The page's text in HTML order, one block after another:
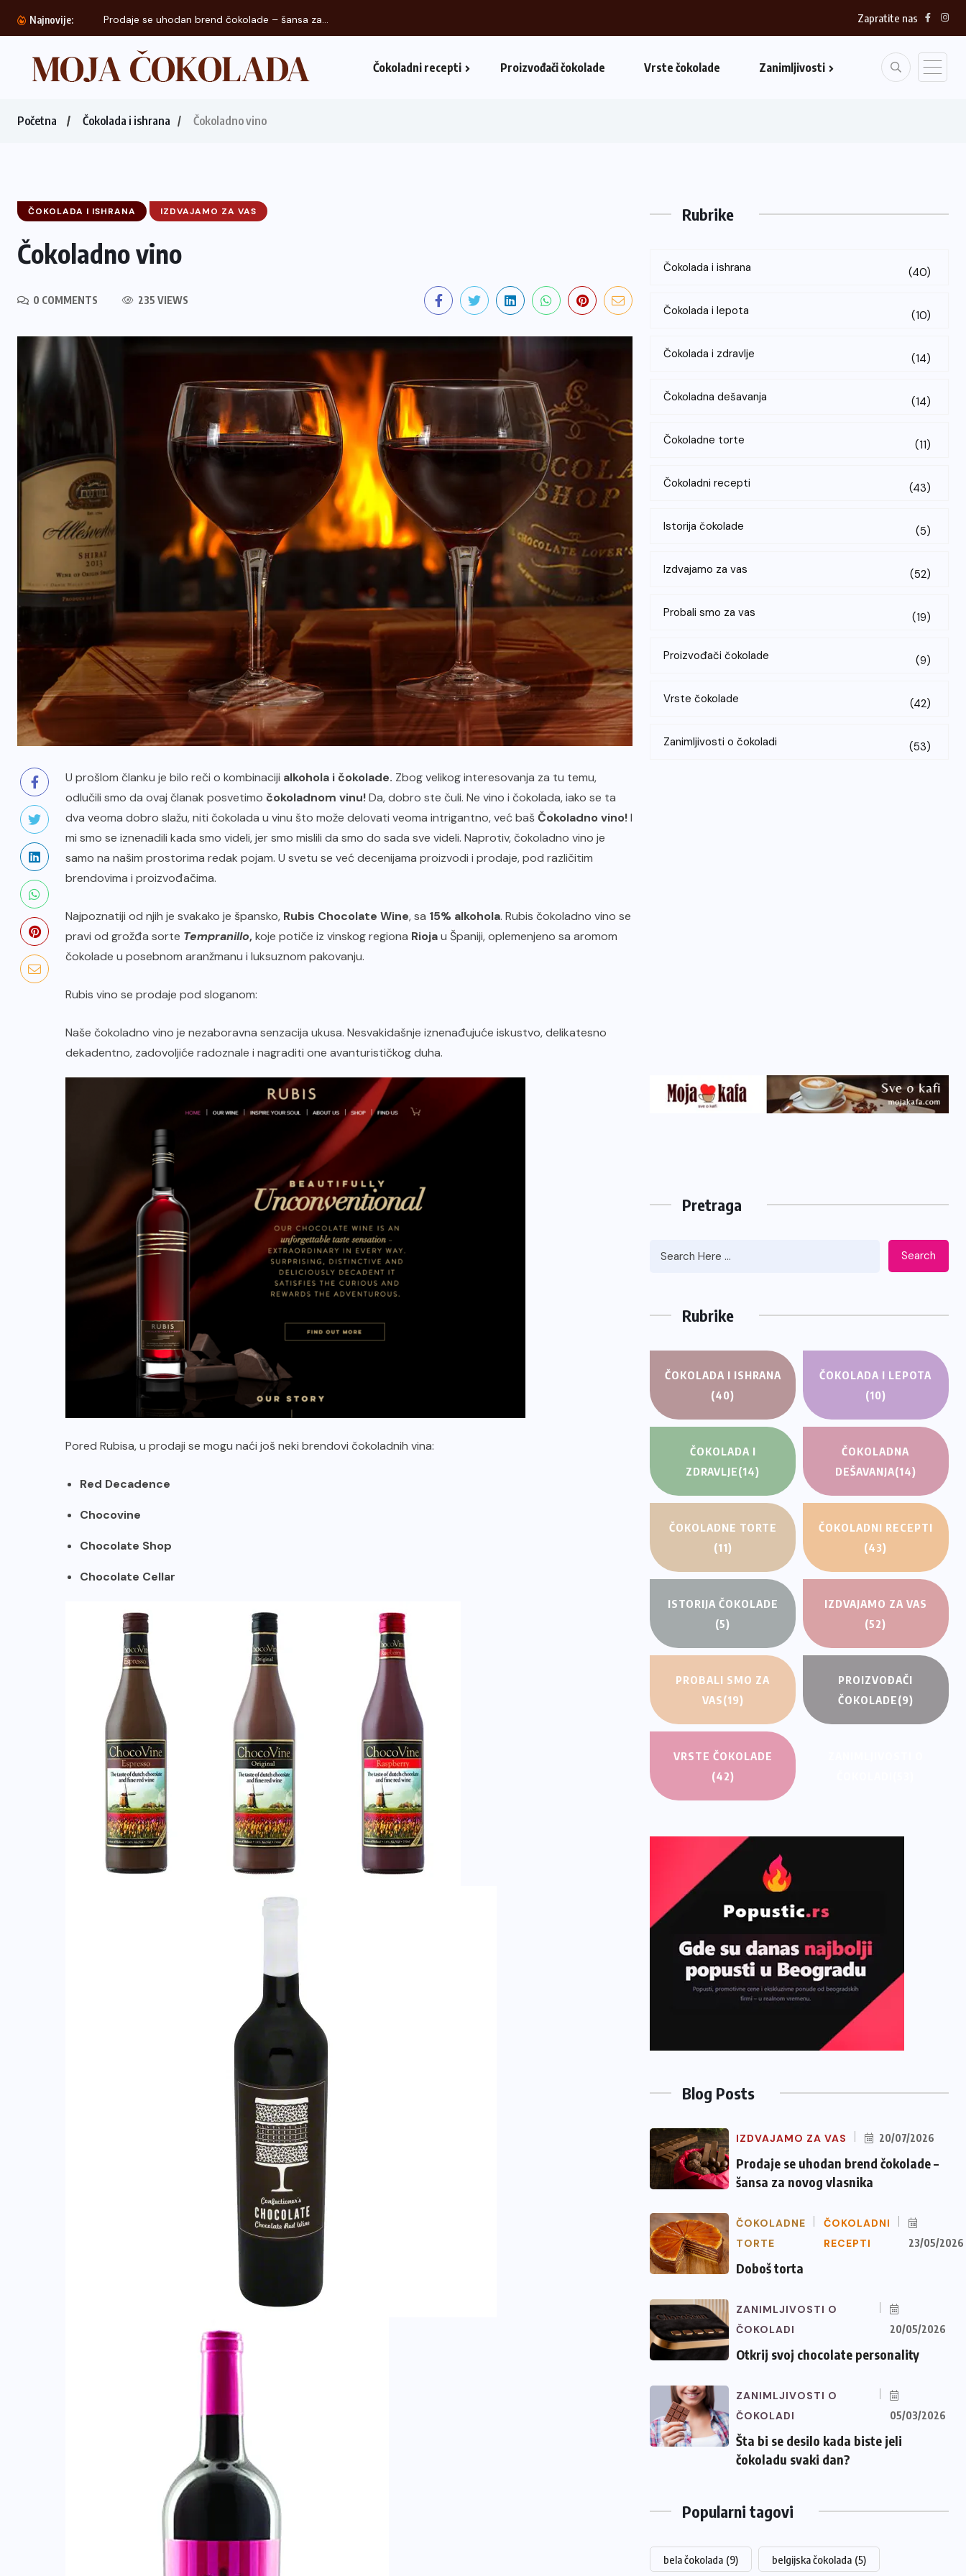
Najnovije:
za... Zapratite nas
Čokoladni recepti Proizvođači čokolade Vrste čokolade Zanimljivosti
Početna Čokolada i ishrana Čokoladno vino
ČOKOLADA I ISHRANA IZDVAJAMO ZA VAS
Čokoladno vino
0 COMMENTS 235 VIEWS
U prošlom članku je bilo reči o kombinaciji alkohola i čokolade. Zbog velikog interesovanja za tu temu,
odlučili smo da ovaj članak posvetimo čokoladnom vinu!Da, dobro ste čuli. Ne vino i čokolada, iako se ta
dva veoma dobro slažu, niti čokolada u vinu što može delovati veoma intrigantno, već bašČokoladno vino!I
mi smo se iznenadili kada smo videli, jer smo mislili da smo do sada sve videli. Naprotiv, čokoladno vino je
samo na našim prostorima redak pojam. U svetu se već decenijama proizvodi i prodaje, pod različitim
brendovima i proizvođačima.
Najpoznatiji od njih je svakako je špansko, Rubis Chocolate Wine, sa 15% alkohola. Rubis čokoladno vino se
pravi od grožđa sorte Tempranillo,koje potiče iz vinskog regiona Riojau Španiji, oplemenjeno sa aromom
čokolade u posebnom aranžmanu i luksuznom pakovanju.
Rubis vino se prodaje pod sloganom:
Naše čokoladno vino je nezaboravna senzacija ukusa. Nesvakidašnje iznenađujuće iskustvo, delikatesno
dekadentno, zadovoljiće radoznale i nagraditi one avanturističkog duha.
Pored Rubisa, u prodaji se mogu naći još neki brendovi čokoladnih vina:
Red Decadence
Chocovine
Chocolate Shop
Chocolate Cellar
Rubrike
Čokolada i ishrana (40)
Čokolada i lepota (10)
Čokolada i zdravlje (14)
Čokoladna dešavanja (14)
Čokoladne torte (11)
Čokoladni recepti (43)
Istorija čokolade (5)
Izdvajamo za vas (52)
Probali smo za vas (19)
Proizvođači čokolade (9)
Vrste čokolade (42)
Zanimljivosti o čokoladi (53)
Pretraga
Search
Rubrike
ČOKOLADA I ISHRANA
(40)
ČOKOLADA I LEPOTA
(10)
ČOKOLADA I
ZDRAVLJE(14)
ČOKOLADNA
DEŠAVANJA(14)
ČOKOLADNE TORTE
(11)
ČOKOLADNI RECEPTI
(43)
ISTORIJA ČOKOLADE
(5)
IZDVAJAMO ZA VAS
(52)
PROBALI SMO ZA
VAS(19)
PROIZVOĐAČI
ČOKOLADE(9)
VRSTE ČOKOLADE
(42)
Blog Posts
IZDVAJAMO ZA VAS 20/07/2026
Prodaje se uhodan brend čokolade –
šansa za novog vlasnika
ČOKOLADNE
TORTE
ČOKOLADNI
RECEPTI
23/05/2026
Doboš torta
ZANIMLJIVOSTI O
ČOKOLADI
20/05/2026
Otkrij svoj chocolate personality
ZANIMLJIVOSTI O
ČOKOLADI
05/03/2026
Šta bi se desilo kada biste jeli
čokoladu svaki dan?
Popularni tagovi
bela čokolada (9) belgijska čokolada (5)